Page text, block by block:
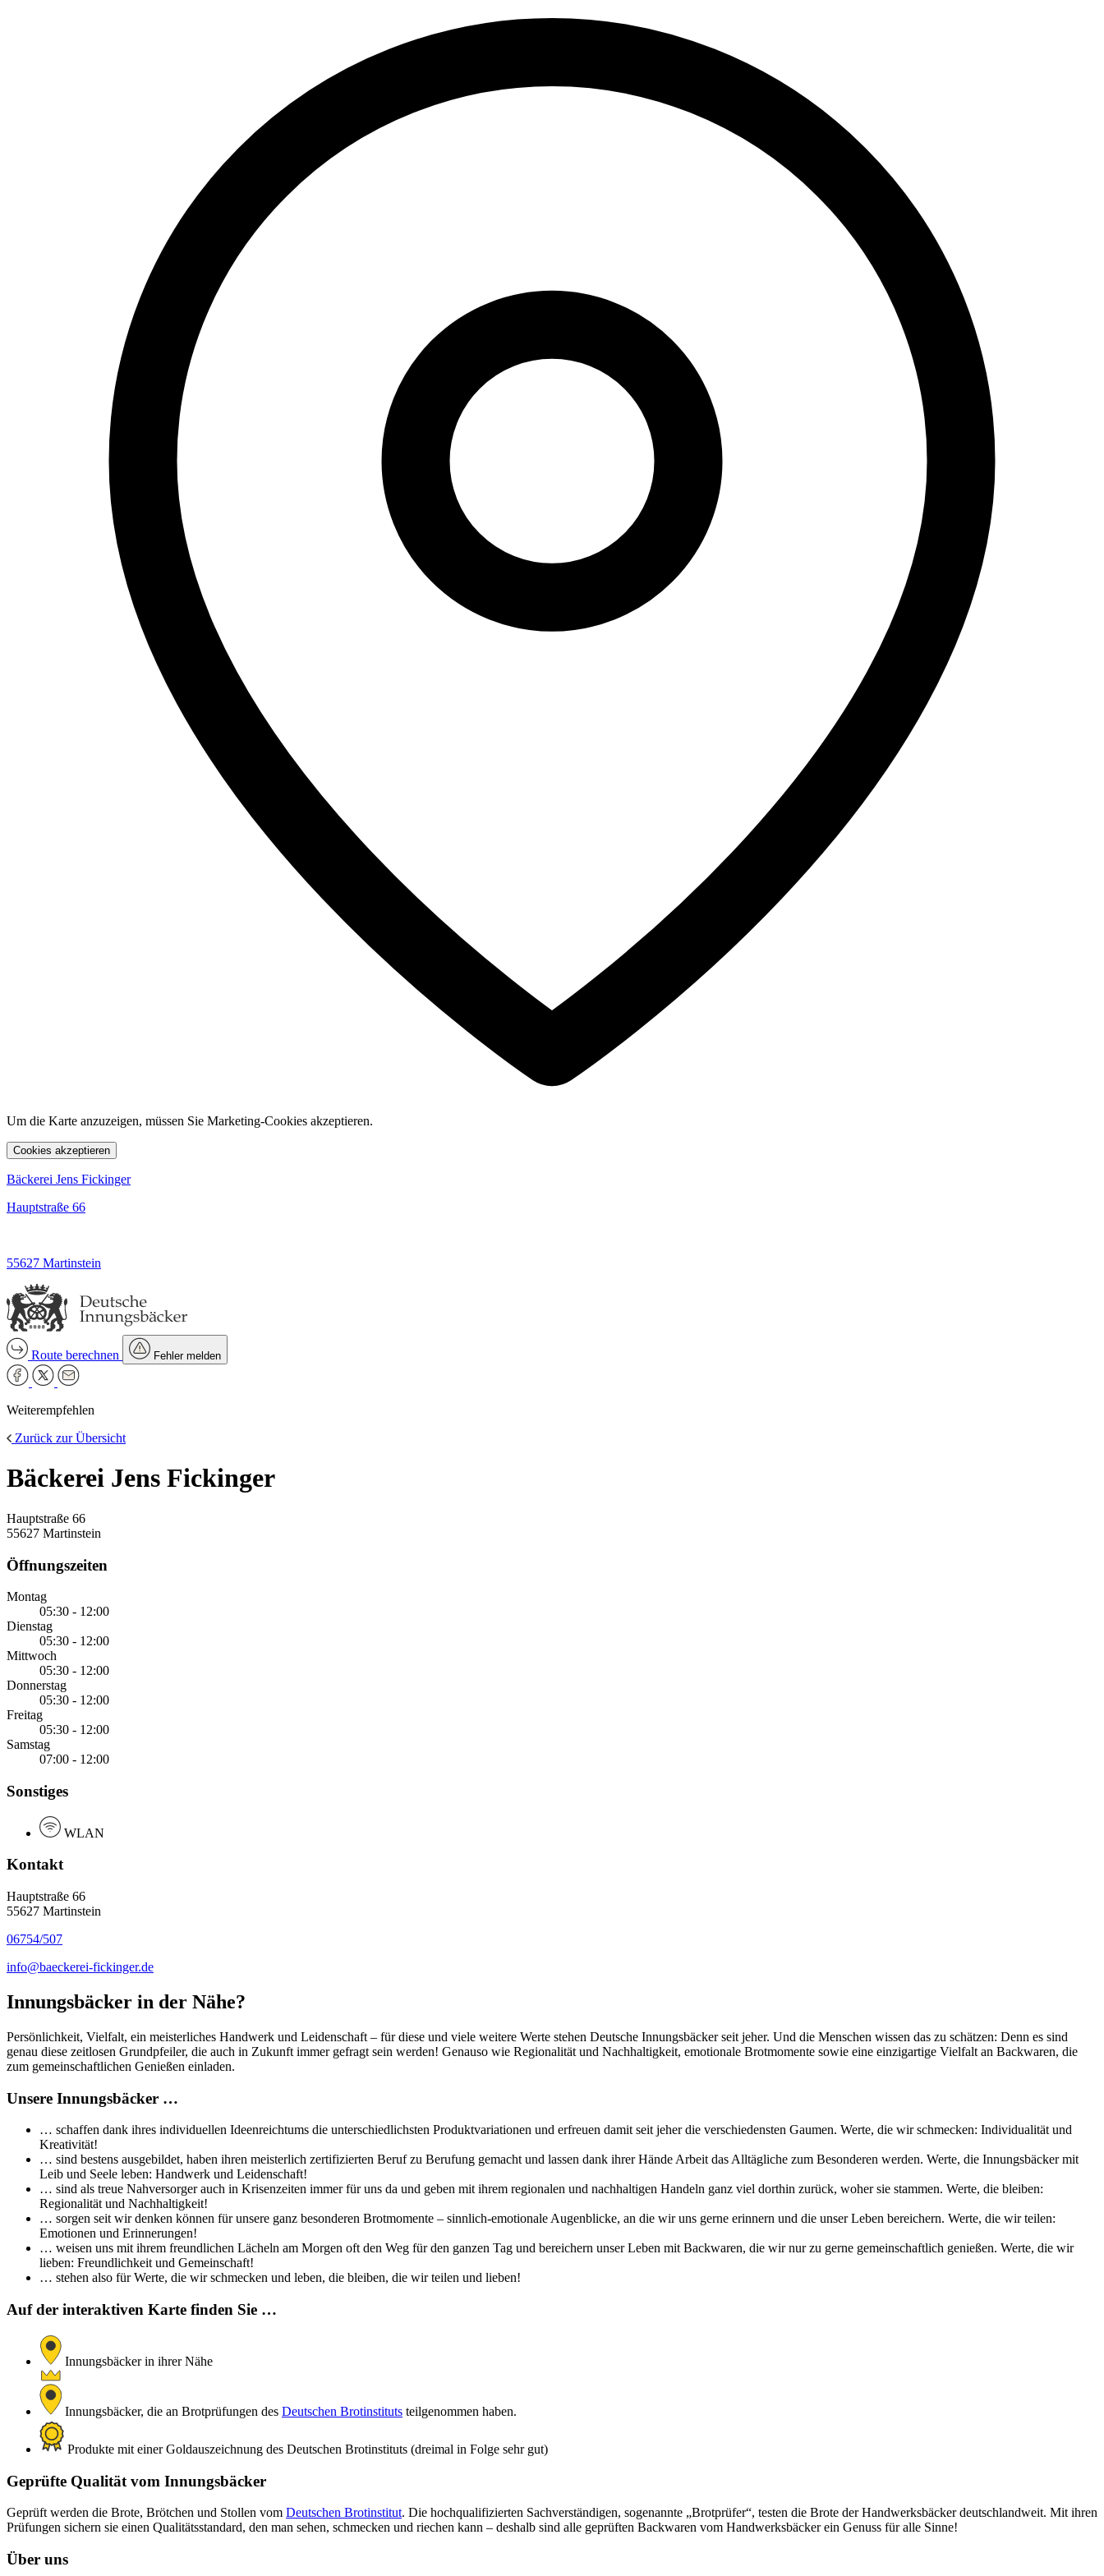
Um die Karte anzuzeigen, müssen Sie Marketing-Cookies akzeptieren.
Cookies akzeptieren
Bäckerei Jens Fickinger
Hauptstraße 66
55627 Martinstein
Route berechnen Fehler melden
Weiterempfehlen
Zurück zur Übersicht
Bäckerei Jens Fickinger
Hauptstraße 66
55627 Martinstein
Öffnungszeiten
Montag
05:30 - 12:00
Dienstag
05:30 - 12:00
Mittwoch
05:30 - 12:00
Donnerstag
05:30 - 12:00
Freitag
05:30 - 12:00
Samstag
07:00 - 12:00
Sonstiges
WLAN
Kontakt
Hauptstraße 66
55627 Martinstein
06754/507
info@baeckerei-fickinger.de
Innungsbäcker in der Nähe?
Persönlichkeit, Vielfalt, ein meisterliches Handwerk und Leidenschaft – für diese und viele weitere Werte stehen Deutsche Innungsbäcker seit jeher. Und die Menschen wissen das zu schätzen: Denn es sind
genau diese zeitlosen Grundpfeiler, die auch in Zukunft immer gefragt sein werden! Genauso wie Regionalität und Nachhaltigkeit, emotionale Brotmomente sowie eine einzigartige Vielfalt an Backwaren, die
zum gemeinschaftlichen Genießen einladen.
Unsere Innungsbäcker …
… schaffen dank ihres individuellen Ideenreichtums die unterschiedlichsten Produktvariationen und erfreuen damit seit jeher die verschiedensten Gaumen. Werte, die wir schmecken: Individualität und
Kreativität!
… sind bestens ausgebildet, haben ihren meisterlich zertifizierten Beruf zu Berufung gemacht und lassen dank ihrer Hände Arbeit das Alltägliche zum Besonderen werden. Werte, die Innungsbäcker mit
Leib und Seele leben: Handwerk und Leidenschaft!
… sind als treue Nahversorger auch in Krisenzeiten immer für uns da und geben mit ihrem regionalen und nachhaltigen Handeln ganz viel dorthin zurück, woher sie stammen. Werte, die bleiben:
Regionalität und Nachhaltigkeit!
… sorgen seit wir denken können für unsere ganz besonderen Brotmomente – sinnlich-emotionale Augenblicke, an die wir uns gerne erinnern und die unser Leben bereichern. Werte, die wir teilen:
Emotionen und Erinnerungen!
… weisen uns mit ihrem freundlichen Lächeln am Morgen oft den Weg für den ganzen Tag und bereichern unser Leben mit Backwaren, die wir nur zu gerne gemeinschaftlich genießen. Werte, die wir
lieben: Freundlichkeit und Gemeinschaft!
… stehen also für Werte, die wir schmecken und leben, die bleiben, die wir teilen und lieben!
Auf der interaktiven Karte finden Sie …
Innungsbäcker in ihrer Nähe
Innungsbäcker, die an Brotprüfungen des Deutschen Brotinstituts teilgenommen haben.
Produkte mit einer Goldauszeichnung des Deutschen Brotinstituts (dreimal in Folge sehr gut)
Geprüfte Qualität vom Innungsbäcker
Geprüft werden die Brote, Brötchen und Stollen vom Deutschen Brotinstitut. Die hochqualifizierten Sachverständigen, sogenannte „Brotprüfer“, testen die Brote der Handwerksbäcker deutschlandweit. Mit ihren
Prüfungen sichern sie einen Qualitätsstandard, den man sehen, schmecken und riechen kann – deshalb sind alle geprüften Backwaren vom Handwerksbäcker ein Genuss für alle Sinne!
Über uns